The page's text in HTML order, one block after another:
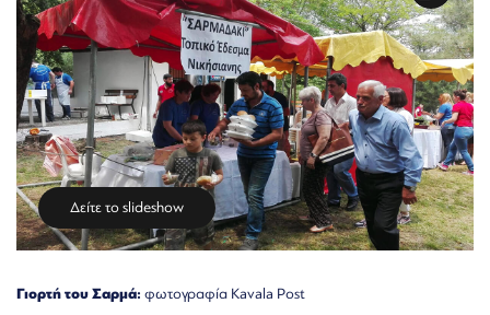
Δείτε το slideshow
Γιορτή του Σαρμά: φωτογραφία Kavala Post